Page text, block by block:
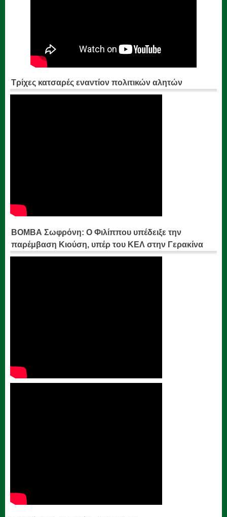
Τρίχες κατσαρές εναντίον πολιτικών αλητών
ΒΟΜΒΑ Σωφρόνη: Ο Φιλίππου υπέδειξε την
παρέμβαση Κιούση, υπέρ του ΚΕΛ στην Γερακίνα